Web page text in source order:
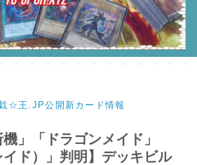
☆王.JP公開新カード情報
機」「ドラゴンメイド」
イド）」判明】デッキビル